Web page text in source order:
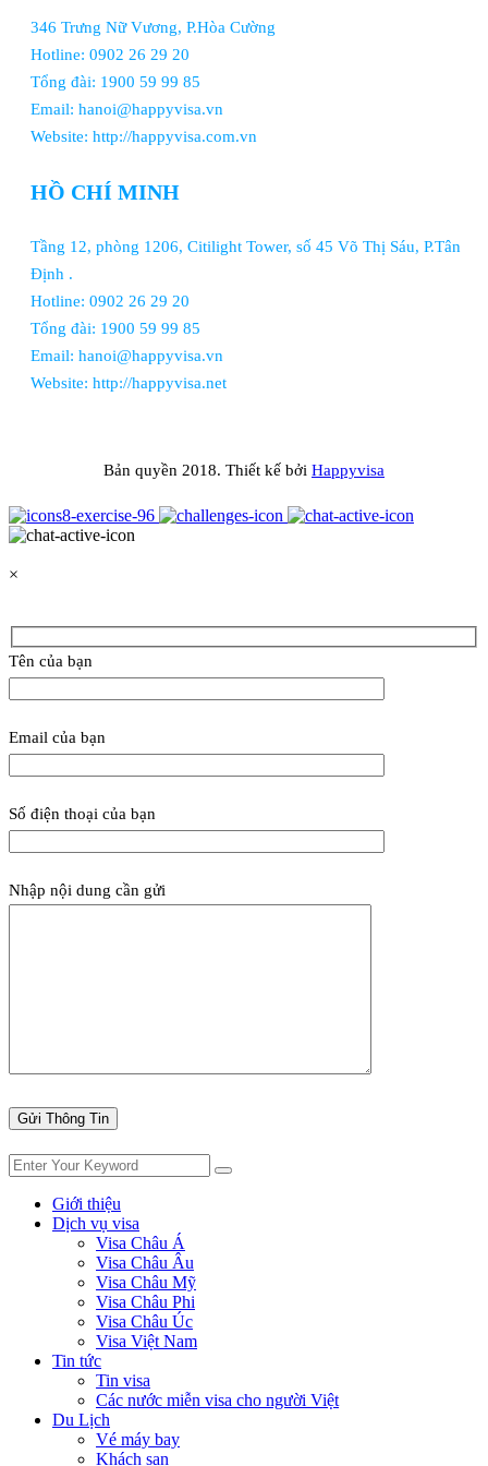
346 Trưng Nữ Vương, P.Hòa Cường
Hotline: 0902 26 29 20
Tổng đài: 1900 59 99 85
Email: hanoi@happyvisa.vn
Website: http://happyvisa.com.vn
HỒ CHÍ MINH
Tầng 12, phòng 1206, Citilight Tower, số 45 Võ Thị Sáu, P.Tân
Định .
Hotline: 0902 26 29 20
Tổng đài: 1900 59 99 85
Email: hanoi@happyvisa.vn
Website: http://happyvisa.net
Bản quyền 2018. Thiết kế bởi Happyvisa
×
Tên của bạn
Email của bạn
Số điện thoại của bạn
Nhập nội dung cần gửi
Giới thiệu
Dịch vụ visa
Visa Châu Á
Visa Châu Âu
Visa Châu Mỹ
Visa Châu Phi
Visa Châu Úc
Visa Việt Nam
Tin tức
Tin visa
Các nước miễn visa cho người Việt
Du Lịch
Vé máy bay
Khách sạn